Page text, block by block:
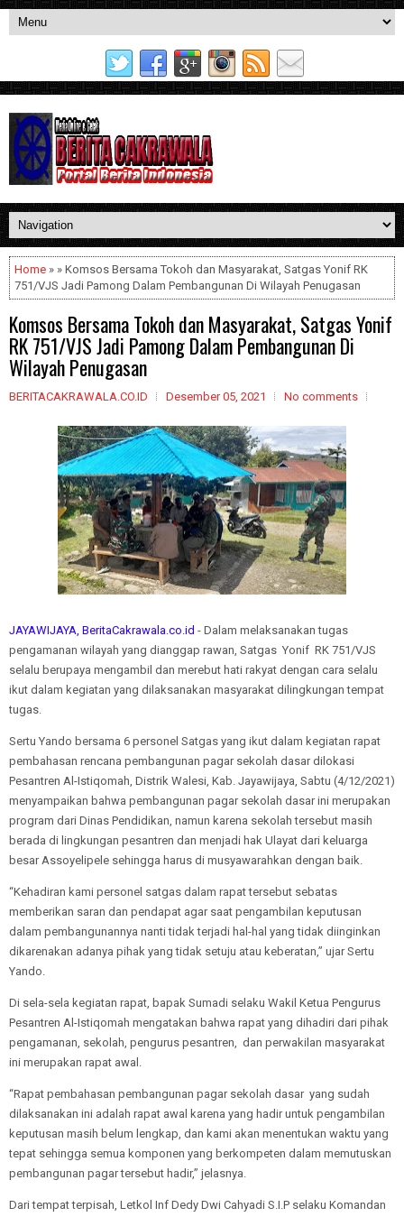
Home » » Komsos Bersama Tokoh dan Masyarakat, Satgas Yonif RK
751/VJS Jadi Pamong Dalam Pembangunan Di Wilayah Penugasan
Komsos Bersama Tokoh dan Masyarakat, Satgas Yonif
RK 751/VJS Jadi Pamong Dalam Pembangunan Di
Wilayah Penugasan
BERITACAKRAWALA.CO.ID Desember 05, 2021 No comments
JAYAWIJAYA, BeritaCakrawala.co.id - Dalam melaksanakan tugas
pengamanan wilayah yang dianggap rawan, Satgas Yonif RK 751/VJS
selalu berupaya mengambil dan merebut hati rakyat dengan cara selalu
ikut dalam kegiatan yang dilaksanakan masyarakat dilingkungan tempat
tugas.
Sertu Yando bersama 6 personel Satgas yang ikut dalam kegiatan rapat
pembahasan rencana pembangunan pagar sekolah dasar dilokasi
Pesantren Al-Istiqomah, Distrik Walesi, Kab. Jayawijaya, Sabtu (4/12/2021)
menyampaikan bahwa pembangunan pagar sekolah dasar ini merupakan
program dari Dinas Pendidikan, namun karena sekolah tersebut masih
berada di lingkungan pesantren dan menjadi hak Ulayat dari keluarga
besar Assoyelipele sehingga harus di musyawarahkan dengan baik.
“Kehadiran kami personel satgas dalam rapat tersebut sebatas
memberikan saran dan pendapat agar saat pengambilan keputusan
dalam pembangunannya nanti tidak terjadi hal-hal yang tidak diinginkan
dikarenakan adanya pihak yang tidak setuju atau keberatan,” ujar Sertu
Yando.
Di sela-sela kegiatan rapat, bapak Sumadi selaku Wakil Ketua Pengurus
Pesantren Al-Istiqomah mengatakan bahwa rapat yang dihadiri dari pihak
pengamanan, sekolah, pengurus pesantren, dan perwakilan masyarakat
ini merupakan rapat awal.
“Rapat pembahasan pembangunan pagar sekolah dasar yang sudah
dilaksanakan ini adalah rapat awal karena yang hadir untuk pengambilan
keputusan masih belum lengkap, dan kami akan menentukan waktu yang
tepat sehingga semua komponen yang berkompeten dalam memutuskan
pembangunan pagar tersebut hadir,” jelasnya.
Dari tempat terpisah, Letkol Inf Dedy Dwi Cahyadi S.I.P selaku Komandan